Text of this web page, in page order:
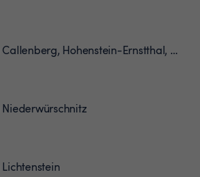
Callenberg, Hohenstein-Ernstthal, Bernsdorf
Niederwürschnitz
Lichtenstein